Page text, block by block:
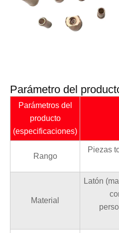
Parámetro del
Parámetros del
producto
(especificaciones)
Rango
Piezas
Material
Latón